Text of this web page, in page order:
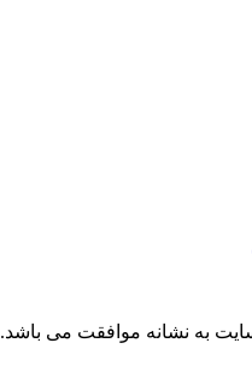
به نشانه موافقت می باشد.